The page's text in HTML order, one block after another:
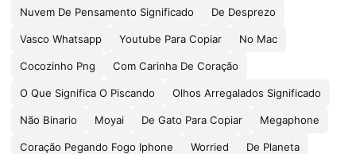
Nuvem De Pensamento Significado De Desprezo
Vasco Whatsapp Youtube Para Copiar No Mac
Cocozinho Png Com Carinha De Coração
O Que Significa O Piscando Olhos Arregalados Significado
Não Binario Moyai De Gato Para Copiar Megaphone
Coração Pegando Fogo Iphone Worried De Planeta